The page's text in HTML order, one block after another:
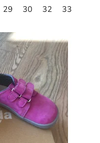
29 30 32 33